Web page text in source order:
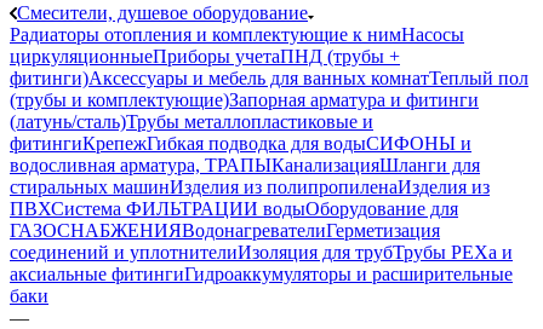
Смесители, душевое оборудование
Радиаторы отопления и комплектующие к нимНасосы
циркуляционныеПриборы учетаПНД (трубы +
фитинги)Аксессуары и мебель для ванных комнатТеплый пол
(трубы и комплектующие)Запорная арматура и фитинги
(латунь/сталь)Трубы металлопластиковые и
фитингиКрепежГибкая подводка для водыСИФОНЫ и
водосливная арматура, ТРАПЫКанализацияШланги для
стиральных машинИзделия из полипропиленаИзделия из
ПВХСистема ФИЛЬТРАЦИИ водыОборудование для
ГАЗОСНАБЖЕНИЯВодонагревателиГерметизация
соединений и уплотнителиИзоляция для трубТрубы PEXa и
аксиальные фитингиГидроаккумуляторы и расширительные
баки
—